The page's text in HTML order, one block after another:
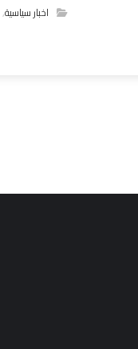
اخبار سياسية,